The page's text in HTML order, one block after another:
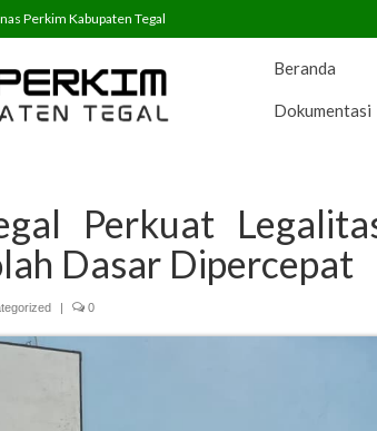
Perkim Kabupaten Tegal
Beranda
Dokumentasi
Perkuat
Dasar Dipercepat
| 0